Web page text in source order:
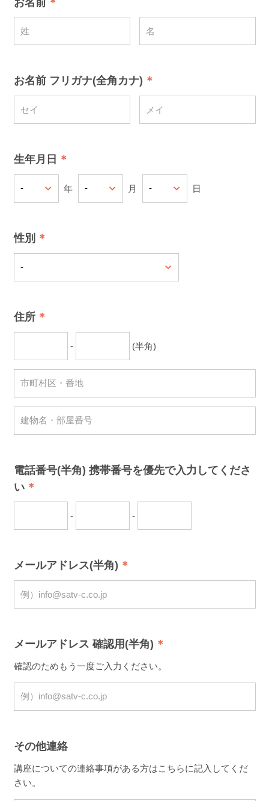
お名前 フリガナ(全角カナ)
生年月日
年 月 日
性別
住所
- (半角)
電話番号(半角) 携帯番号を優先で入力してくださ
い
- -
メールアドレス(半角)
メールアドレス 確認用(半角)
確認のためもう一度ご入力ください。
その他連絡
講座についての連絡事項がある方はこちらに記入してくだ
さい。